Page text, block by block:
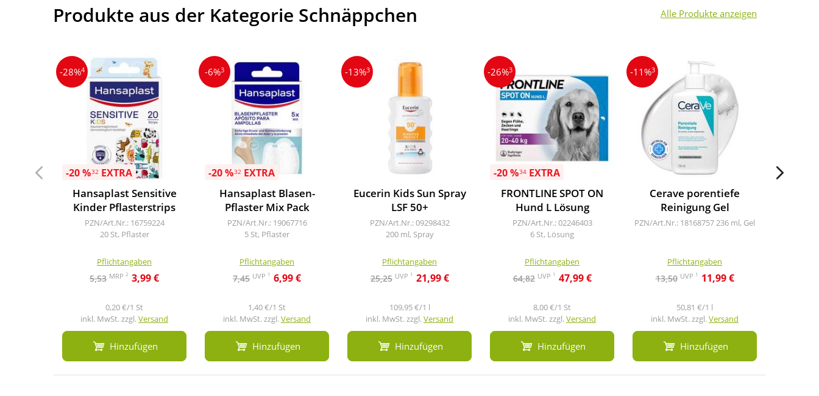
Produkte aus der Kategorie Schnäppchen Alle Produkte anzeigen
-28%4
-20 %32EXTRA
Hansaplast Sensitive
Kinder Pflasterstrips
PZN/Art.Nr.: 16759224
20 St, Pflaster
Pflichtangaben
5,53 MRP 2 3,99 €
0,20 €/1 St
inkl. MwSt. zzgl.Versand
Hinzufügen
-6%3
-20 %32EXTRA
Hansaplast Blasen-
Pflaster Mix Pack
PZN/Art.Nr.: 19067716
5 St, Pflaster
Pflichtangaben
7,45 UVP 1 6,99 €
1,40 €/1 St
inkl. MwSt. zzgl.Versand
Hinzufügen
-13%3
Eucerin Kids Sun Spray
LSF 50+
PZN/Art.Nr.: 09298432
200 ml, Spray
Pflichtangaben
25,25 UVP 1 21,99 €
109,95 €/1 l
inkl. MwSt. zzgl.Versand
Hinzufügen
-26%3
-20 %34EXTRA
FRONTLINE SPOT ON
Hund L Lösung
PZN/Art.Nr.: 02246403
6 St, Lösung
Pflichtangaben
64,82 UVP 1 47,99 €
8,00 €/1 St
inkl. MwSt. zzgl.Versand
Hinzufügen
-11%3
Cerave porentiefe
Reinigung Gel
PZN/Art.Nr.: 18168757236 ml, Gel
Pflichtangaben
13,50 UVP 1 11,99 €
50,81 €/1 l
inkl. MwSt. zzgl.Versand
Hinzufügen
-20 %